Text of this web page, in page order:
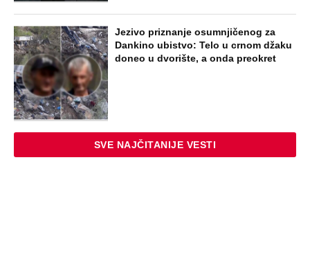
Jezivo priznanje osumnjičenog za
Dankino ubistvo: Telo u crnom džaku
doneo u dvorište, a onda preokret
SVE NAJČITANIJE VESTI